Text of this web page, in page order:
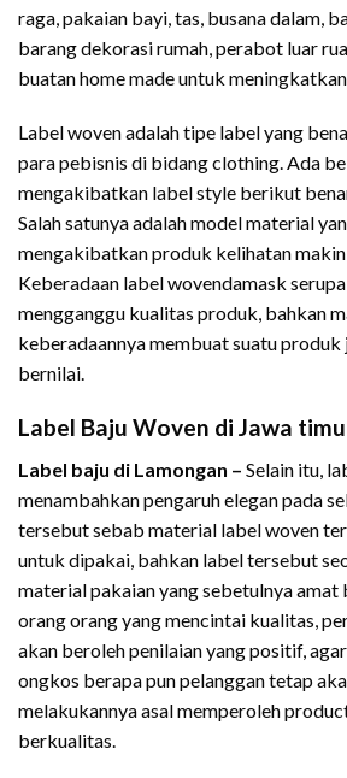
raga, pakaian bayi, tas, busana dalam,
barang dekorasi rumah, perabot luar
buatan home made untuk
Label woven adalah tipe label yang
para pebisnis di bidang clothing. Ada
mengakibatkan label style berikut
Salah satunya adalah model material
mengakibatkan produk kelihatan
Keberadaan label wovendamask
mengganggu kualitas produk, bahkan
keberadaannya membuat suatu
bernilai.
Label Baju Woven di Jawa
Label baju di Lamongan – Selain itu,
menambahkan pengaruh elegan pada
tersebut sebab material label woven
untuk dipakai, bahkan label tersebut
material pakaian yang sebetulnya amat
orang orang yang mencintai kualitas,
akan beroleh penilaian yang positif,
ongkos berapa pun pelanggan tetap
melakukannya asal memperoleh
berkualitas.